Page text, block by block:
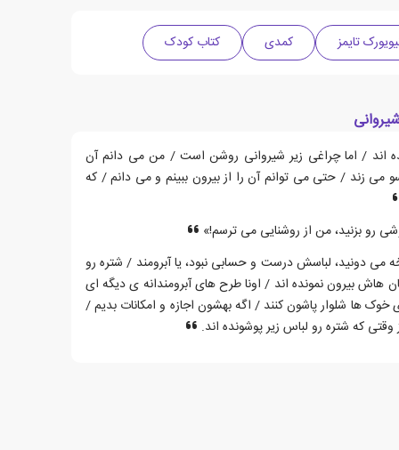
تایمز کمدی کتاب کودک
اند / اما چراغی زیر شیروانی روشن است / من می دانم آن
/ حتی می توانم آن را از بیرون ببینم و می دانم / که
رو بزنید، من از روشنایی می ترسم!»
می دونید، لباسش درست و حسابی نبود، یا آبرومند / شتره رو
هاش بیرون نمونده اند / اونا طرح های آبرومندانه ی دیگه ای
ها شلوار پاشون کنند / اگه بهشون اجازه و امکانات بدیم /
که شتره رو لباس زیر پوشونده اند.